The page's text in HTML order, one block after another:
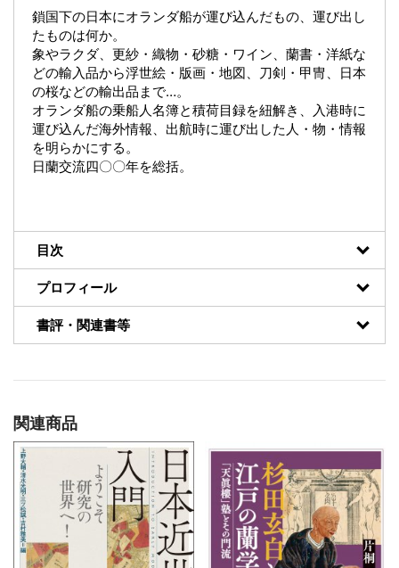
鎖国下の日本にオランダ船が運び込んだもの、運び出し
たものは何か。
象やラクダ、更紗・織物・砂糖・ワイン、蘭書・洋紙な
どの輸入品から浮世絵・版画・地図、刀剣・甲冑、日本
の桜などの輸出品まで…。
オランダ船の乗船人名簿と積荷目録を紐解き、入港時に
運び込んだ海外情報、出航時に運び出した人・物・情報
を明らかにする。
日蘭交流四〇〇年を総括。
目次
プロフィール
書評・関連書等
関連商品